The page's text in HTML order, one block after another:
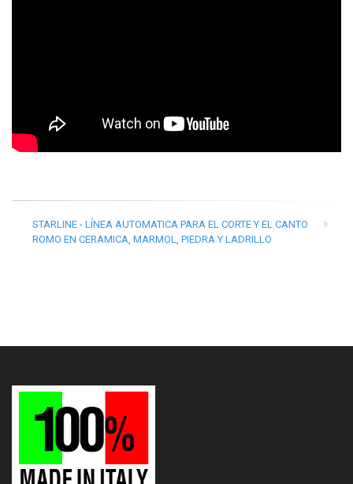
STARLINE - LÍNEA AUTOMATICA PARA EL CORTE Y EL CANTO
ROMO EN CERAMICA, MARMOL, PIEDRA Y LADRILLO